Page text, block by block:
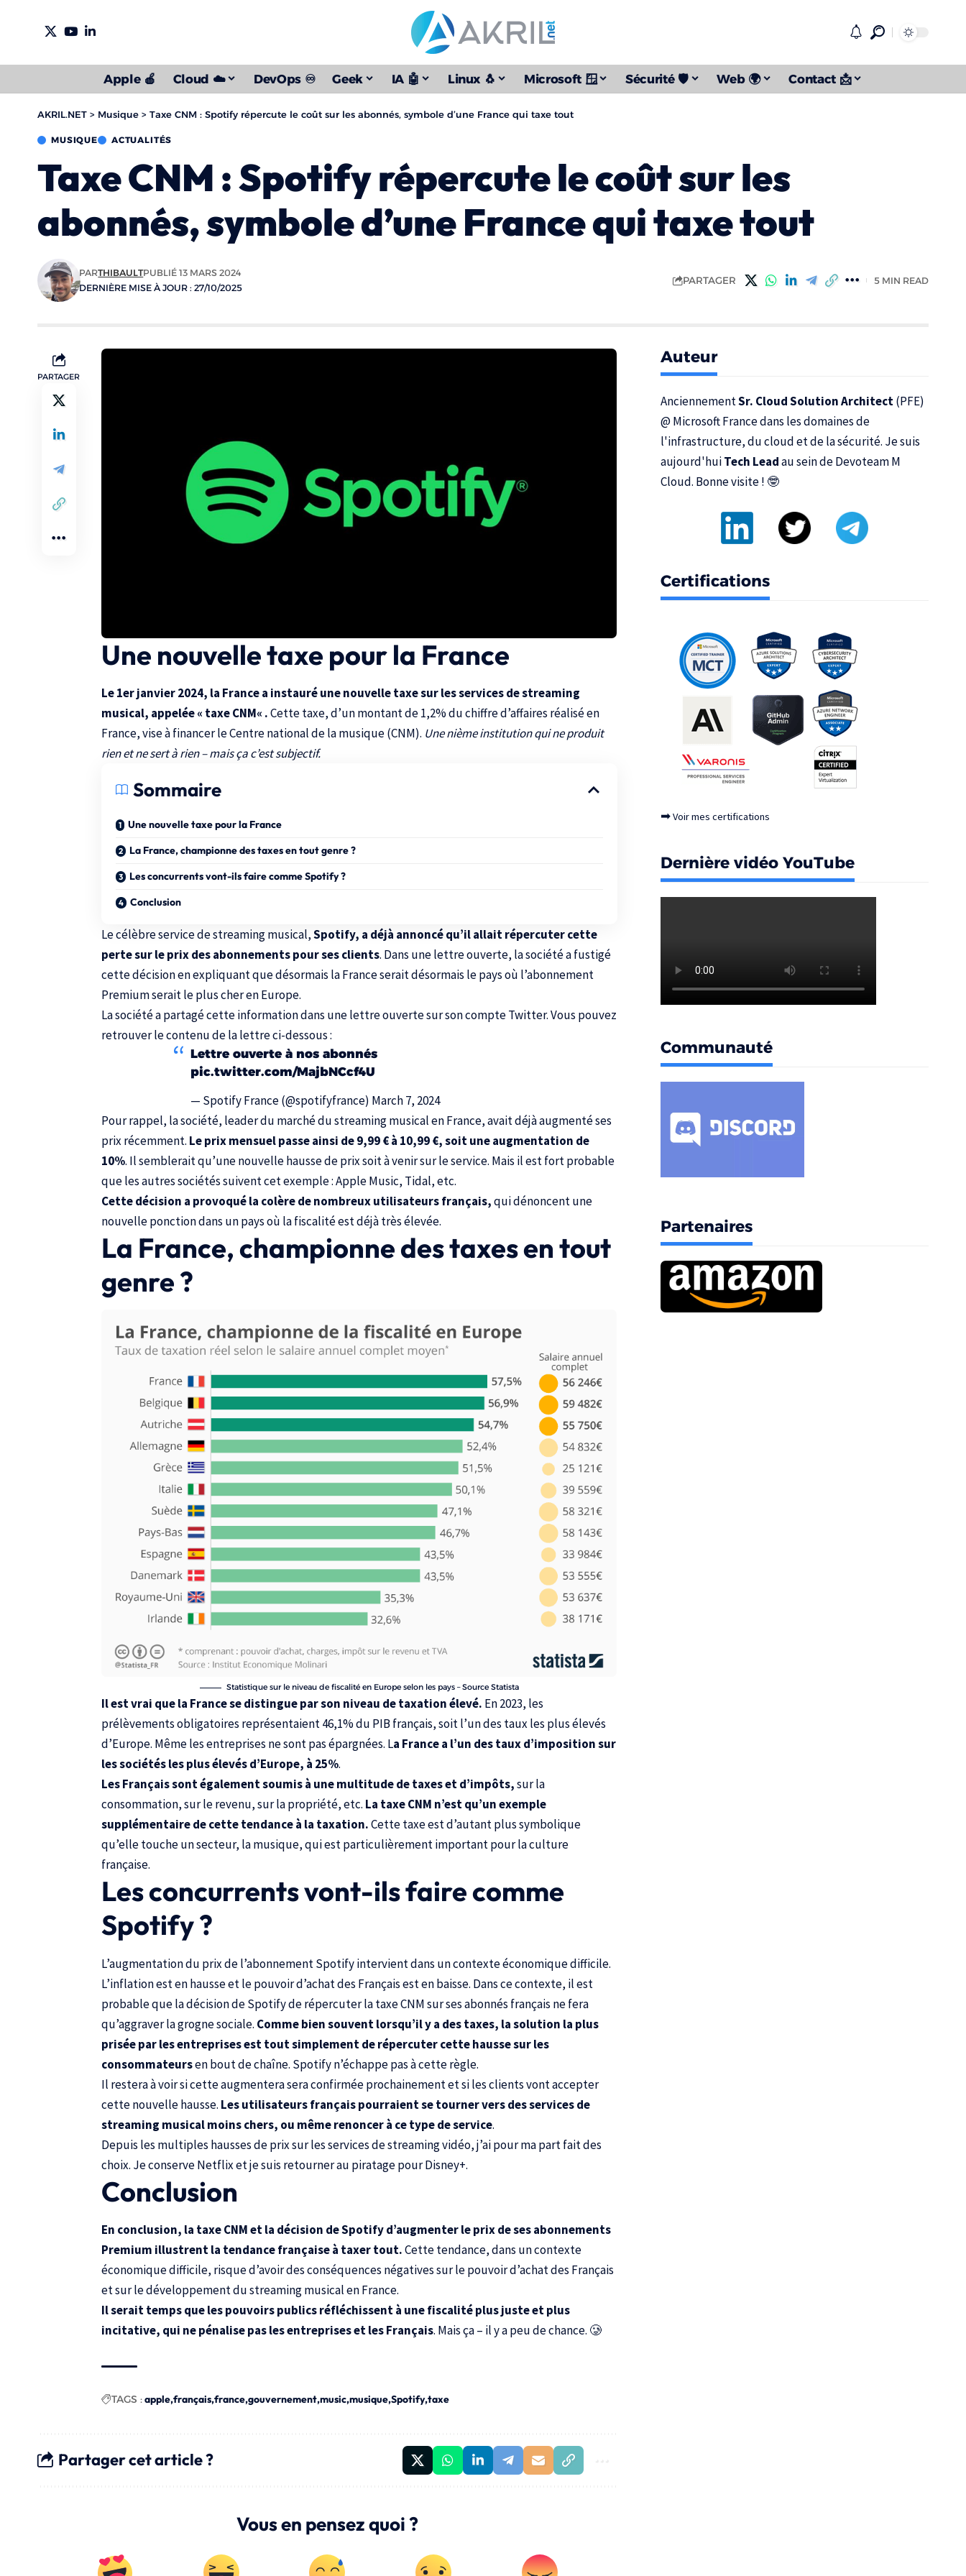
Apple 🍎 Cloud ☁️ DevOps ♾️ Geek IA 🤖 Linux 🐧 Microsoft 🪟 Sécurité 🛡️ Web 🌍 Contact 📩
AKRIL.NET > Musique > Taxe CNM : Spotify répercute le coût sur les abonnés, symbole d’une France qui taxe tout
MUSIQUE ACTUALITÉS
Taxe CNM : Spotify répercute le coût sur les
abonnés, symbole d’une France qui taxe tout
DERNIÈRE MISE À JOUR : 27/10/2025
PARTHIBAULTPUBLIÉ 13 MARS 2024
PARTAGER 5 MIN READ
PARTAGER
Une nouvelle taxe pour la France
Le 1er janvier 2024, la France a instauré une nouvelle taxe sur les services de streaming
musical, appelée « taxe CNM« .Cette taxe, d’un montant de 1,2% du chiffre d’affaires réalisé en
France, vise à financer leCentre national de la musique (CNM). Une nième institution qui ne produit
rien et ne sert à rien – mais ça c’est subjectif.
Sommaire
Une nouvelle taxe pour la France
La France, championne des taxes en tout genre ?
Les concurrents vont-ils faire comme Spotify ?
Conclusion
Le célèbre service de streaming musical,Spotify, a déjà annoncé qu’il allait répercuter cette
perte sur le prix des abonnements pour ses clients. Dans une lettre ouverte, la société a fustigé
cette décision en expliquant que désormais la France serait désormais le pays où l’abonnement
Premium serait le plus cher en Europe.
La société a partagé cette information dans une lettre ouverte sur son compte Twitter. Vous pouvez
retrouver le contenu de la lettre ci-dessous :
Lettre ouverte à nos abonnés
pic.twitter.com/MajbNCcf4U
— Spotify France (@spotifyfrance) March 7, 2024
Pour rappel, la société, leader du marché du streaming musical en France, avait déjà augmenté ses
prix récemment. Le prix mensuel passe ainsi de 9,99 € à 10,99 €, soit une augmentation de
10%. Il semblerait qu’une nouvelle hausse de prix soit à venir sur le service. Mais il est fort probable
que les autres sociétés suivent cet exemple :Apple Music, Tidal, etc.
Cette décision a provoqué la colère de nombreux utilisateurs français,qui dénoncent une
nouvelle ponction dans un pays où la fiscalité est déjà très élevée.
La France, championne des taxes en tout
genre ?
Statistique sur le niveau de fiscalité en Europe selon les pays – Source Statista
Il est vrai que la France se distingue par son niveau de taxation élevé. En 2023, les
prélèvements obligatoires représentaient 46,1% du PIB français, soit l’un des taux les plus élevés
d’Europe. Même les entreprises ne sont pas épargnées. La France a l’un des taux d’imposition sur
les sociétés les plus élevés d’Europe, à 25%.
Les Français sont également soumis à une multitude de taxes et d’impôts,sur la
consommation, sur le revenu, sur la propriété, etc. La taxe CNM n’est qu’un exemple
supplémentaire de cette tendance à la taxation.Cette taxe est d’autant plus symbolique
qu’elle touche un secteur, la musique, qui est particulièrement important pour la culture
française.
Les concurrents vont-ils faire comme
Spotify ?
L’augmentation du prix de l’abonnement Spotify intervient dans un contexte économique difficile.
L’inflation est en hausse et le pouvoir d’achat des Français est en baisse. Dans ce contexte, il est
probable que la décision de Spotify de répercuter la taxe CNM sur ses abonnés français ne fera
qu’aggraver la grogne sociale. Comme bien souvent lorsqu’il y a des taxes, la solution la plus
prisée par les entreprises est tout simplement de répercuter cette hausse sur les
consommateursen bout de chaîne. Spotify n’échappe pas à cette règle.
Il restera à voir si cette augmentera sera confirmée prochainement et si les clients vont accepter
cette nouvelle hausse. Les utilisateurs français pourraient se tourner vers des services de
streaming musical moins chers, ou même renoncer à ce type de service.
Depuis les multiples hausses de prix sur les services de streaming vidéo, j’ai pour ma part fait des
choix. Je conserve Netflix et je suis retourner au piratage pour Disney+.
Conclusion
En conclusion, la taxe CNM et la décision de Spotify d’augmenter le prix de ses abonnements
Premium illustrent la tendance française à taxer tout.Cette tendance, dans un contexte
économique difficile, risque d’avoir des conséquences négatives sur le pouvoir d’achat des Français
et sur le développement du streaming musical en France.
Il serait temps que les pouvoirs publics réfléchissent à une fiscalité plus juste et plus
incitative, qui ne pénalise pas les entreprises et les Français. Mais ça – il y a peu de chance. 🥲
TAGS :apple français france gouvernement music musique Spotify taxe
Partager cet article ?
Vous en pensez quoi ?
Auteur
AnciennementSr. Cloud Solution Architect(PFE)
@ Microsoft Francedans les domaines de
l'infrastructure, du cloud et de la sécurité. Je suis
aujourd'huiTech Leadau sein deDevoteam M
Cloud. Bonne visite ! 🤓
Certifications
➡Voir mes certifications
Dernière vidéo YouTube
Communauté
Partenaires